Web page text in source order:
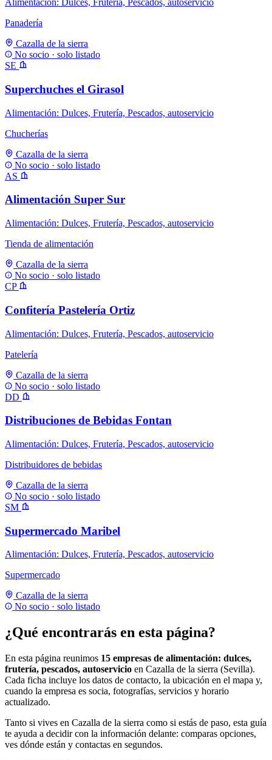
Alimentación: Dulces, Frutería, Pescados, autoservicio
Panadería
Cazalla de la sierra
No socio · solo listado
SE
Superchuches el Girasol
Alimentación: Dulces, Frutería, Pescados, autoservicio
Chucherías
Cazalla de la sierra
No socio · solo listado
AS
Alimentación Super Sur
Alimentación: Dulces, Frutería, Pescados, autoservicio
Tienda de alimentación
Cazalla de la sierra
No socio · solo listado
CP
Confitería Pastelería Ortiz
Alimentación: Dulces, Frutería, Pescados, autoservicio
Patelería
Cazalla de la sierra
No socio · solo listado
DD
Distribuciones de Bebidas Fontan
Alimentación: Dulces, Frutería, Pescados, autoservicio
Distribuidores de bebidas
Cazalla de la sierra
No socio · solo listado
SM
Supermercado Maribel
Alimentación: Dulces, Frutería, Pescados, autoservicio
Supermercado
Cazalla de la sierra
No socio · solo listado
¿Qué encontrarás en esta página?
En esta página reunimos 15 empresas de alimentación: dulces,
frutería, pescados, autoservicio en Cazalla de la sierra (Sevilla).
Cada ficha incluye los datos de contacto, la ubicación en el mapa y,
cuando la empresa es socia, fotografías, servicios y horario
actualizado.
Tanto si vives en Cazalla de la sierra como si estás de paso, esta guía
te ayuda a decidir con la información delante: comparas opciones,
ves dónde están y contactas en segundos.